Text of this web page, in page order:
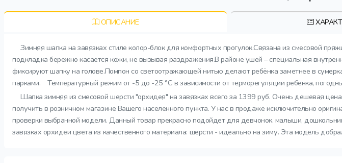
ОПИСАНИЕ
Зимняя шапка на завязках стиле колор-блок для комфортных прогулок.Связана из смесовой
подкладка бережно касается кожи, не вызывая раздражения.В районе ушей – специальная
фиксируют шапку на голове.Помпон со светоотражающей нитью делают ребёнка заметнее в
парками. Температурный режим от -5 до -25 °C в зависимости от терморегуляции ребенка,
Шапка зимняя из смесовой шерсти "орхидея" на завязках всего за 1399 руб. Очень дешевая
получить в розничном магазине Вашего населенного пункта. У нас в продаже исключительно
проверки выбранной модели. Данный товар прекрасно подойдет для девчонок. малыши,
завязках орхидеи цвета из качественного материала: шерсти - идеально на зиму. Эта модель